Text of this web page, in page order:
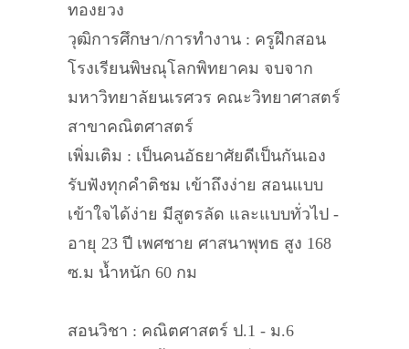
ทองยวง
วุฒิการศึกษา/การทำงาน : ครูฝึกสอน​
โรงเรียนพิษณุโลก​พิทยา​คม จบจาก
มหาวิทยาลัย​นเรศวร​ คณะวิทยาศาสตร์​
สาขาคณิตศาสตร์​
เพิ่มเติม : เป็นคนอัธยาศัยดีเป็นกันเอง​
รับฟังทุกคำติชม​ เข้าถึงง่าย​ สอนแบบ
เข้าใจได้ง่าย​ มีสูตร​ลัด​ และ​แบบทั่วไป -
อายุ​ 23​ ปี​ เพศชาย​ ศาสนา​พุทธ สูง​ 168
ซ.ม​ น้ำหนัก​ 60​ กม ​
สอนวิชา : คณิตศาสตร์ ป.1​ - ม.6​